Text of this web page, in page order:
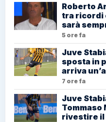
Roberto
tra ricordi
sarà
5 ore fa
Juve
sposta in
arriva
7 ore fa
Juve
Tommaso
rivestire il